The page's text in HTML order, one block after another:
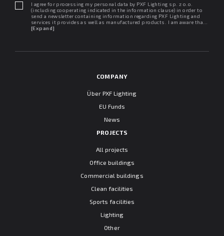
I agree for processing my personal data by PXF Lighting sp. z o.o.
(including cooperating indicated in the information clause) in order to
send a newsletter containing information regarding PXF Lighting and
services it provides as well as manufactured products. I am aware that I
may withdraw my consent at any time. I declare that I have read the
[Expand]
COMPANY
Über PXF Lighting
EU Funds
News
PROJECTS
All projects
Office buildings
Commercial buildings
Clean facilities
Sports facilities
Lighting
Other